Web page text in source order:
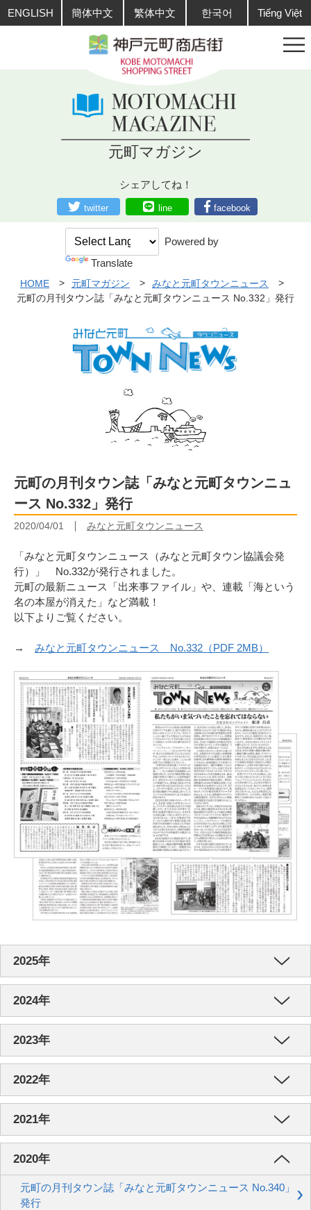
ENGLISH 簡体中文 繁体中文 한국어 Tiếng Việt
元町マガジン
シェアしてね！
twitter line facebook
Powered by
Translate
HOME 元町マガジン
みなと元町タウンニュース
元町の月刊タウン誌「みなと元町タウンニュース No.332」発行
元町の月刊タウン誌「みなと元町タウンニュ
ース No.332」発行
2020/04/01 みなと元町タウンニュース
「みなと元町タウンニュース（みなと元町タウン協議会発
行）」 No.332が発行されました。
元町の最新ニュース「出来事ファイル」や、連載「海という
名の本屋が消えた」など満載！
以下よりご覧ください。
→ みなと元町タウンニュース No.332（PDF 2MB）
2025年
2024年
2023年
2022年
2021年
2020年
元町の月刊タウン誌「みなと元町タウンニュース No.340」
発行